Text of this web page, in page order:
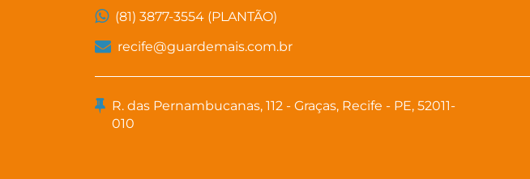
(81) 3877-3554 (PLANTÃO)
recife@guardemais.com.br
R. das Pernambucanas, 112 - Graças, Recife - PE, 52011-
010